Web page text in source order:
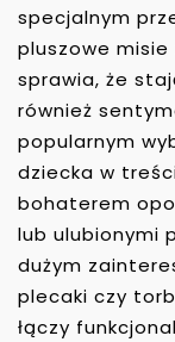
specjalnym
pluszowe
sprawia, że
również
popularnym
dziecka w
bohaterem
lub ulubionymi
dużym
plecaki czy
łączy